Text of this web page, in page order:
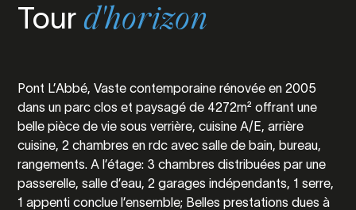
Tourd'horizon
Pont L’Abbé, Vaste contemporaine rénovée en 2005
dans un parc clos et paysagé de 4272m² offrant une
belle pièce de vie sous verrière, cuisine A/E, arrière
cuisine, 2 chambres en rdc avec salle de bain, bureau,
rangements. A l’étage: 3 chambres distribuées par une
passerelle, salle d’eau, 2 garages indépendants, 1 serre,
1 appenti conclue l’ensemble; Belles prestations dues à